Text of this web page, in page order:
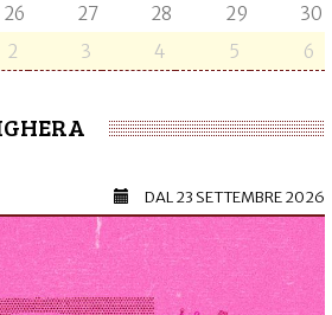
26 27 28 29
30
2 3 4 5 6
DAL23 SETTEMBRE 2026